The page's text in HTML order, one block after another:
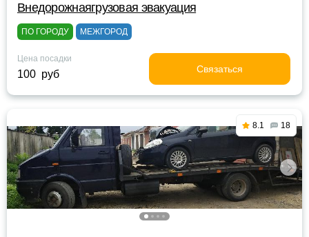
Внедорожнаягрузовая эвакуация
ПО ГОРОДУ МЕЖГОРОД
Цена посадки
100 руб Связаться
8.1 18